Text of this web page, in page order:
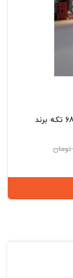
ست دریل و پیچ گوشتی شارژی 68 تکه برند